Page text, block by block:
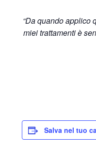
“Da quando applico
miei trattamenti è
Salva nel tuo